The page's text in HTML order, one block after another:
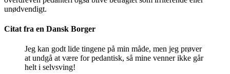
unødvendigt.
Citat fra en Dansk Borger
Jeg kan godt lide tingene på min måde, men jeg prøver
at undgå at være for pedantisk, så mine venner ikke går
helt i selvsving!